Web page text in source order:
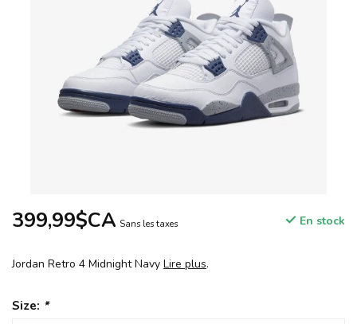
399,99$CA Sans les taxes En stock
Jordan Retro 4 Midnight Navy Lire plus.
Size: *